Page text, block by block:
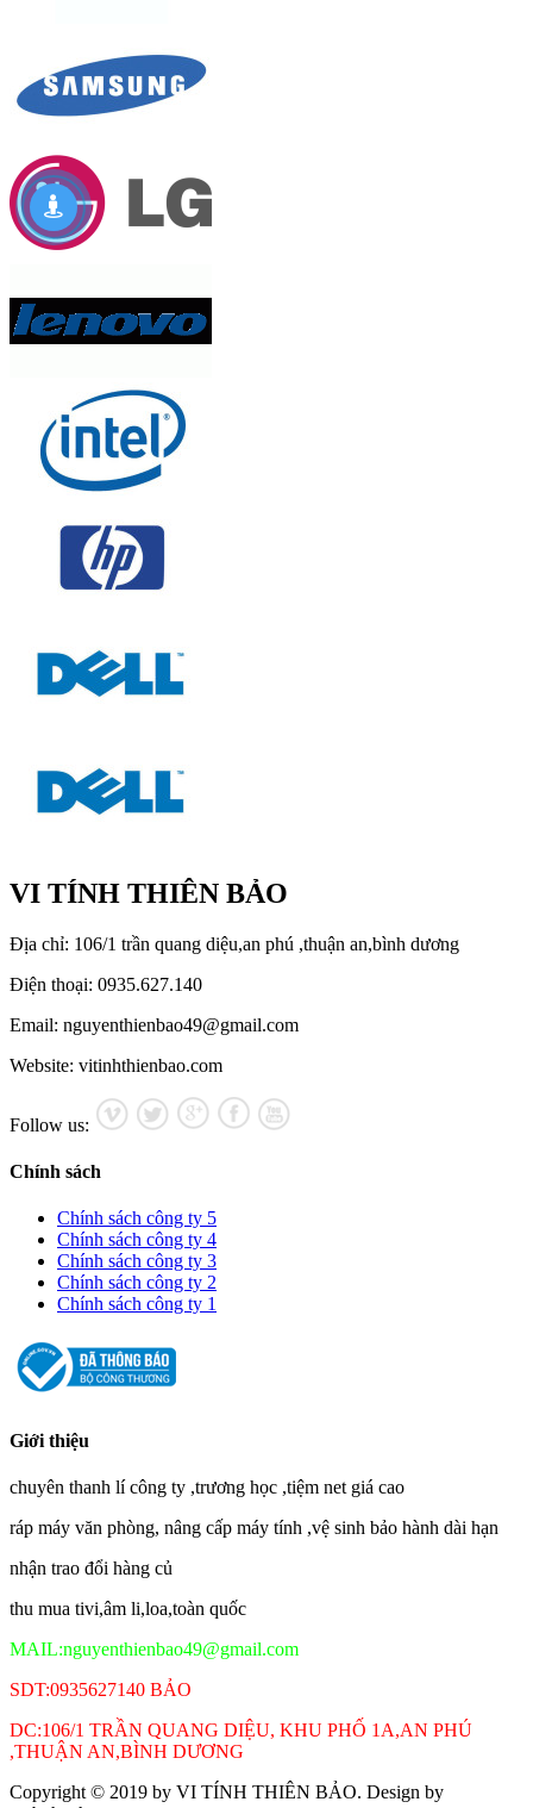
VI TÍNH THIÊN BẢO
Địa chỉ: 106/1 trần quang diệu,an phú ,thuận an,bình dương
Điện thoại: 0935.627.140
Email: nguyenthienbao49@gmail.com
Website: vitinhthienbao.com
Follow us:
Chính sách
Chính sách công ty 5
Chính sách công ty 4
Chính sách công ty 3
Chính sách công ty 2
Chính sách công ty 1
Giới thiệu
chuyên thanh lí công ty ,trương học ,tiệm net giá cao
ráp máy văn phòng, nâng cấp máy tính ,vệ sinh bảo hành dài hạn
nhận trao đổi hàng củ
thu mua tivi,âm li,loa,toàn quốc
MAIL:nguyenthienbao49@gmail.com
SDT:0935627140 BẢO
DC:106/1 TRẦN QUANG DIỆU, KHU PHỐ 1A,AN PHÚ
,THUẬN AN,BÌNH DƯƠNG
Copyright © 2019 by VI TÍNH THIÊN BẢO. Design by